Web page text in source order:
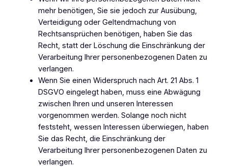
mehr benötigen, Sie sie jedoch zur Ausübung,
Verteidigung oder Geltendmachung von
Rechtsansprüchen benötigen, haben Sie das
Recht, statt der Löschung die Einschränkung der
Verarbeitung Ihrer personenbezogenen Daten zu
verlangen.
Wenn Sie einen Widerspruch nach Art. 21 Abs. 1
DSGVO eingelegt haben, muss eine Abwägung
zwischen Ihren und unseren Interessen
vorgenommen werden. Solange noch nicht
feststeht, wessen Interessen überwiegen, haben
Sie das Recht, die Einschränkung der
Verarbeitung Ihrer personenbezogenen Daten zu
verlangen.